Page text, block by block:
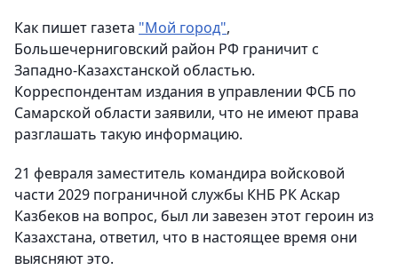
Как пишет газета "Мой город",
Большечерниговский район РФ граничит с
Западно-Казахстанской областью.
Корреспондентам издания в управлении ФСБ по
Самарской области заявили, что не имеют права
разглашать такую информацию.
21 февраля заместитель командира войсковой
части 2029 пограничной службы КНБ РК Аскар
Казбеков на вопрос, был ли завезен этот героин из
Казахстана, ответил, что в настоящее время они
выясняют это.